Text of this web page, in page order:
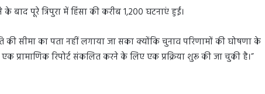
पूरे त्रिपुरा में हिंसा की करीब 1,200 घटनाएं हुईं।
सीमा का पता नहीं लगाया जा सका क्योंकि चुनाव परिणामों की घोषणा के
प्रामाणिक रिपोर्ट संकलित करने के लिए एक प्रक्रिया शुरू की जा चुकी है।”